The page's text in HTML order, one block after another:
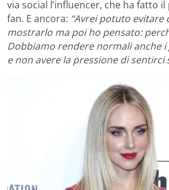
via social l’influencer, che ha fatto
fan. E ancora: “Avrei potuto evitare
mostrarlo ma poi ho pensato:
Dobbiamo rendere normali anche
e non avere la pressione di sentirci